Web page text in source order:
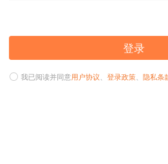
登录
我已阅读并同意用户协议、 登录政策、 隐私条